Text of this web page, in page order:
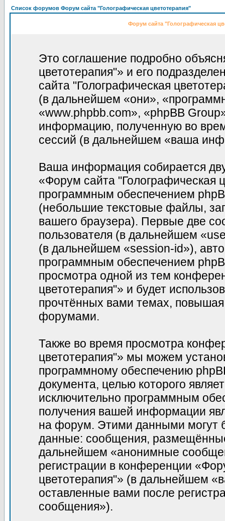
Список форумов Форум сайта "Голографическая цветотерапия"
Форум сайта "Голографическая
Это соглашение подробно
цветотерапия"» и его
сайта "Голографическая
(в дальнейшем «они»,
«www.phpbb.com», «phpBB
информацию, полученную во
сессий (в дальнейшем «ваша
Ваша информация собирается
«Форум сайта "Голографическая
программным обеспечением
(небольшие текстовые файлы,
вашего браузера). Первые две
пользователя (в дальнейшем
(в дальнейшем «session-id»),
программным обеспечением
просмотра одной из тем
цветотерапия"» и будет
прочтённых вами темах,
форумами.
Также во время просмотра
цветотерапия"» мы можем
программному обеспечению
документа, целью которого
исключительно программным
получения вашей информации
на форум. Этими данными могут
данные: сообщения,
дальнейшем «анонимные
регистрации в конференции
цветотерапия"» (в дальнейшем
оставленные вами после
сообщения»).